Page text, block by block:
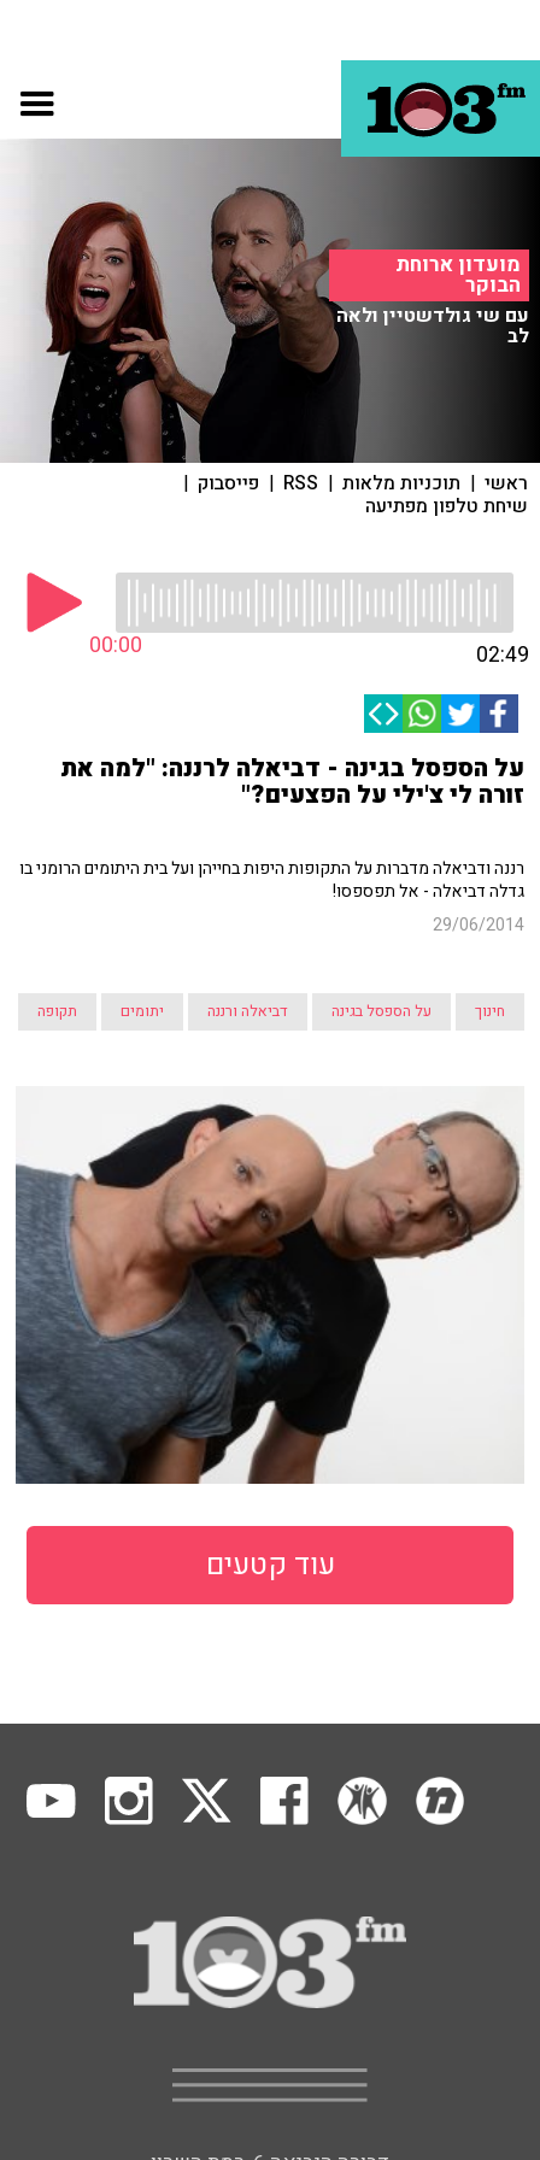
מועדון ארוחת
הבוקר
עם שי גולדשטיין ולאה
לב
ראשי | תוכניות מלאות |
RSS
| פייסבוק |
שיחת טלפון מפתיעה
00:00 02:49
על הספסל בגינה - דביאלה לרננה: "למה את
זורה לי צ'ילי על הפצעים?"
רננה ודביאלה מדברות על התקופות היפות בחייהן ועל בית היתומים הרומני בו
גדלה דביאלה - אל תפספסו!
29/06/2014
חינוך על הספסל בגינה דביאלה ורננה יתומים תקופה
עוד קטעים